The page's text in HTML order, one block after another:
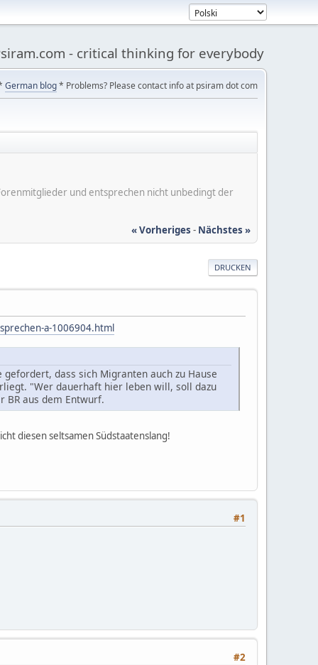
- critical thinking for everybody
German blog* Problems? Please contact info at psiram dot com
und entsprechen nicht unbedingt der
« Vorheriges - Nächstes »
DRUCKEN
a-1006904.html
dass sich Migranten auch zu Hause
"Wer dauerhaft hier leben will, soll dazu
BR aus dem Entwurf.
diesen seltsamen Südstaatenslang!
#1
#2